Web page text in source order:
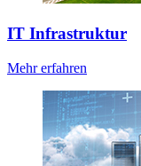
IT Infrastruktur
Mehr erfahren